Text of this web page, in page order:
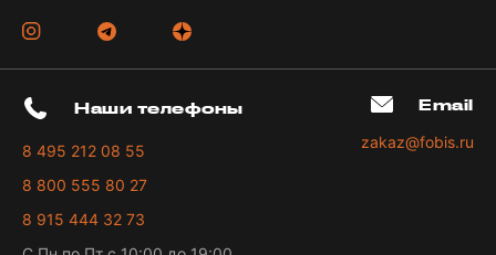
Наши телефоны
8 495 212 08 55
8 800 555 80 27
8 915 444 32 73
Email
zakaz@fobis.ru